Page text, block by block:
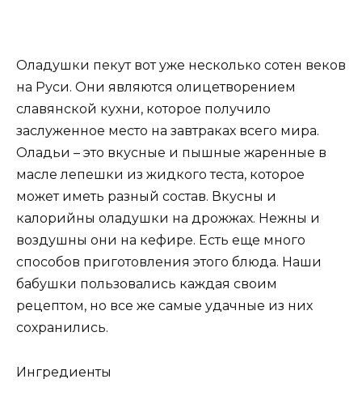
Оладушки пекут вот уже несколько сотен веков
на Руси. Они являются олицетворением
славянской кухни, которое получило
заслуженное место на завтраках всего мира.
Оладьи – это вкусные и пышные жаренные в
масле лепешки из жидкого теста, которое
может иметь разный состав. Вкусны и
калорийны оладушки на дрожжах. Нежны и
воздушны они на кефире. Есть еще много
способов приготовления этого блюда. Наши
бабушки пользовались каждая своим
рецептом, но все же самые удачные из них
сохранились.
Ингредиенты